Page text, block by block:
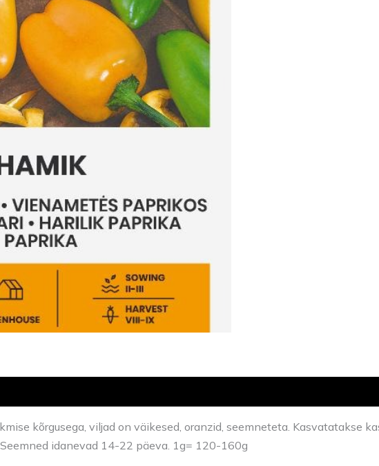
kõrgusega, viljad on väikesed, oranzid, seemneteta. Kasvatatakse
idanevad 14-22 päeva. 1g= 120-160g